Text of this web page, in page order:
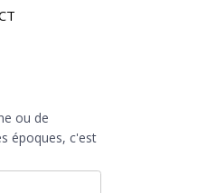
ou de
époques, c'est